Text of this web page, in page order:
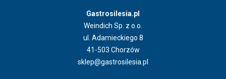
Gastrosilesia.pl
Weindich Sp. z o.o.
ul. Adamieckiego 8
41-503 Chorzów
sklep@gastrosilesia.pl